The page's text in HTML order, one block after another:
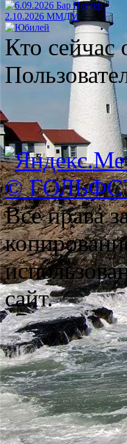
2.10.2026 ММДМ
Кто сейчас
©
Все права
сайт.